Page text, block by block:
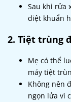
Sau khi rửa
diệt khuẩn
2. Tiệt trùng
Mẹ có thể
máy tiệt
Không nên
ngọn lửa vì